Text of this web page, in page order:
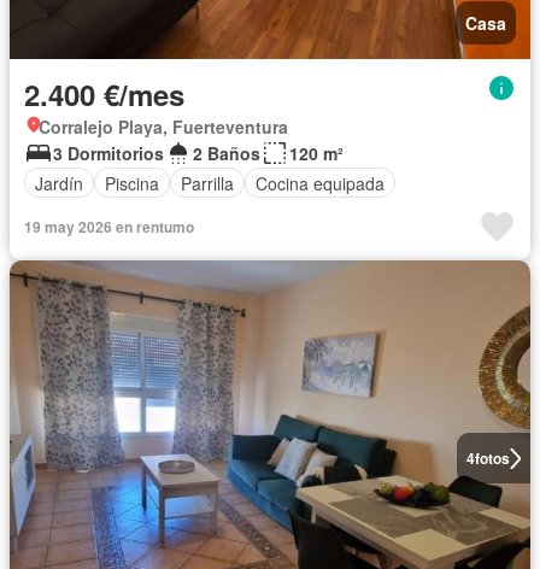
Casa
2.400 €/mes
Corralejo Playa, Fuerteventura
3 Dormitorios
2 Baños
120 m²
Jardín
Piscina Parrilla Cocina equipada
19 may 2026 en rentumo
4fotos